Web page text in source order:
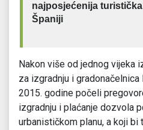
najposjećenija
Španiji
Nakon više od jednog vijeka
za izgradnju i
2015. godine počeli
izgradnju i plaćanje dozvola
urbanističkom planu, a koji